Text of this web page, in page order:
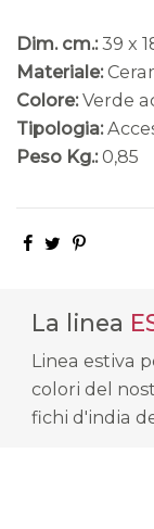
Dim. cm.: 39 x
Materiale:
Colore: Verde
Tipologia:
Peso Kg.: 0,85
La linea
Linea estiva
colori del
fichi d'india